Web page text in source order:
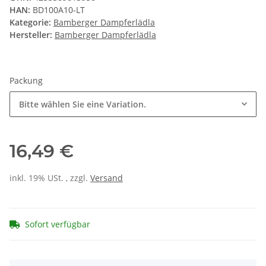
HAN: BD100A10-LT
Kategorie: Bamberger Dampferlädla
Hersteller: Bamberger Dampferlädla
Packung
Bitte wählen Sie eine Variation.
16,49 €
inkl. 19% USt. , zzgl. Versand
Sofort verfügbar